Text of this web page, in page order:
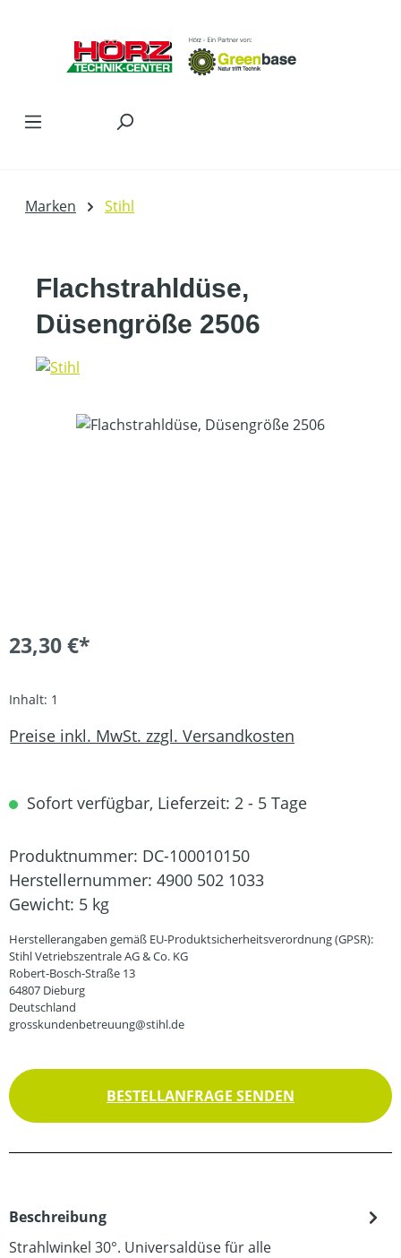
Marken Stihl
Flachstrahldüse,
Düsengröße 2506
Bildergalerie überspringen
23,30 €*
Inhalt: 1
Preise inkl. MwSt. zzgl. Versandkosten
Sofort verfügbar, Lieferzeit: 2 - 5 Tage
Produktnummer: DC-100010150
Herstellernummer: 4900 502 1033
Gewicht: 5 kg
Herstellerangaben gemäß EU-Produktsicherheitsverordnung (GPSR):
Stihl Vetriebszentrale AG & Co. KG
Robert-Bosch-Straße 13
64807 Dieburg
Deutschland
grosskundenbetreuung@stihl.de
BESTELLANFRAGE SENDEN
Beschreibung
Strahlwinkel 30°. Universaldüse für alle